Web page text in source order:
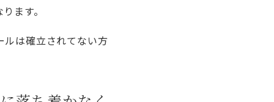
ます。
ルは確立されてない方